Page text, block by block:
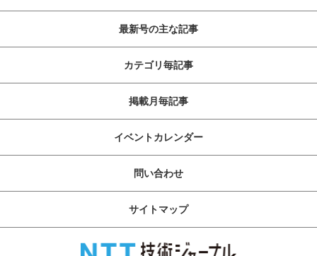
最新号の主な記事
カテゴリ毎記事
掲載月毎記事
イベントカレンダー
問い合わせ
サイトマップ